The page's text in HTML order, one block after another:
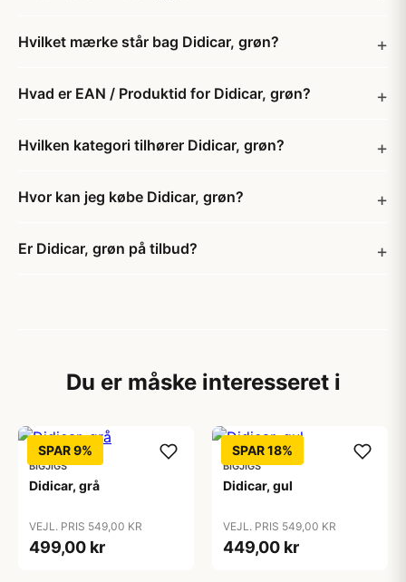
Hvilket mærke står bag Didicar, grøn?
Hvad er EAN / Produktid for Didicar, grøn?
Hvilken kategori tilhører Didicar, grøn?
Hvor kan jeg købe Didicar, grøn?
Er Didicar, grøn på tilbud?
Du er måske interesseret i
SPAR 9%
BIGJIGS
Didicar, grå
VEJL. PRIS 549,00 KR
499,00 kr
SPAR 18%
BIGJIGS
Didicar, gul
VEJL. PRIS 549,00 KR
449,00 kr